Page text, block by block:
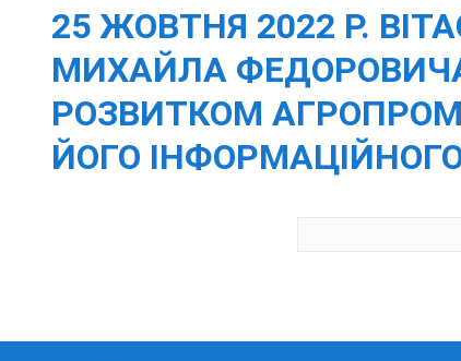
25 ЖОВТНЯ 2022 Р.
МИХАЙЛА
РОЗВИТКОМ
ЙОГО